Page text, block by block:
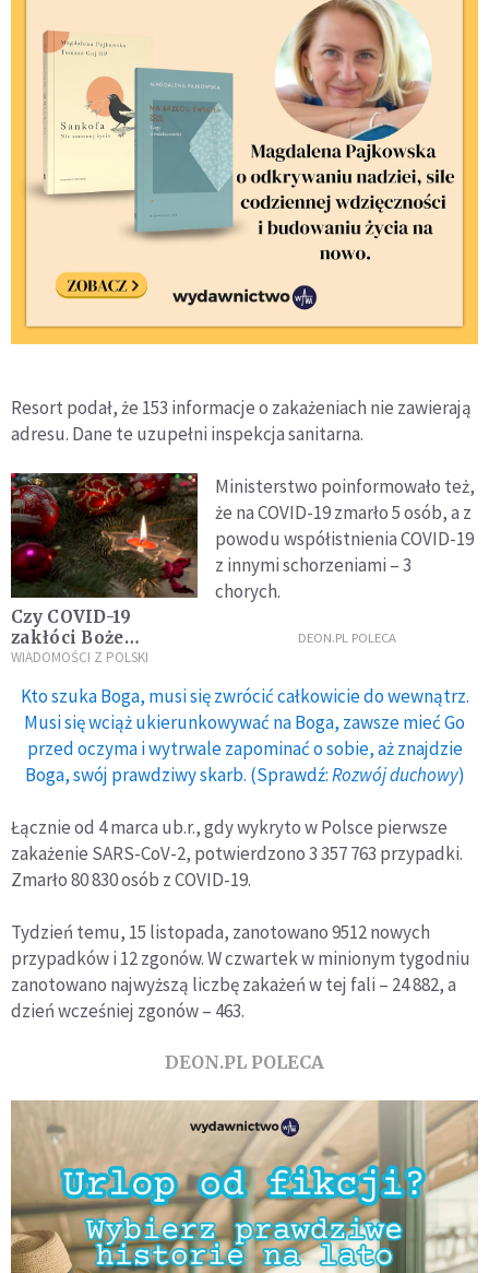
Resort podał, że 153 informacje o zakażeniach nie zawierają
adresu. Dane te uzupełni inspekcja sanitarna.
Czy COVID-19
zakłóci Boże
Narodzenie?
zabrał głos
WIADOMOŚCI Z POLSKI
Ministerstwo poinformowało też,
że na COVID-19 zmarło 5 osób, a z
powodu współistnienia COVID-19
z innymi schorzeniami – 3
chorych.
DEON.PL POLECA
Kto szuka Boga, musi się zwrócić całkowicie do wewnątrz.
Musi się wciąż ukierunkowywać na Boga, zawsze mieć Go
przed oczyma i wytrwale zapominać o sobie, aż znajdzie
Boga, swój prawdziwy skarb. (Sprawdź:Rozwój duchowy)
Łącznie od 4 marca ub.r., gdy wykryto w Polsce pierwsze
zakażenie SARS-CoV-2, potwierdzono 3 357 763 przypadki.
Zmarło 80 830 osób z COVID-19.
Tydzień temu, 15 listopada, zanotowano 9512 nowych
przypadków i 12 zgonów. W czwartek w minionym tygodniu
zanotowano najwyższą liczbę zakażeń w tej fali – 24 882, a
dzień wcześniej zgonów – 463.
DEON.PL POLECA